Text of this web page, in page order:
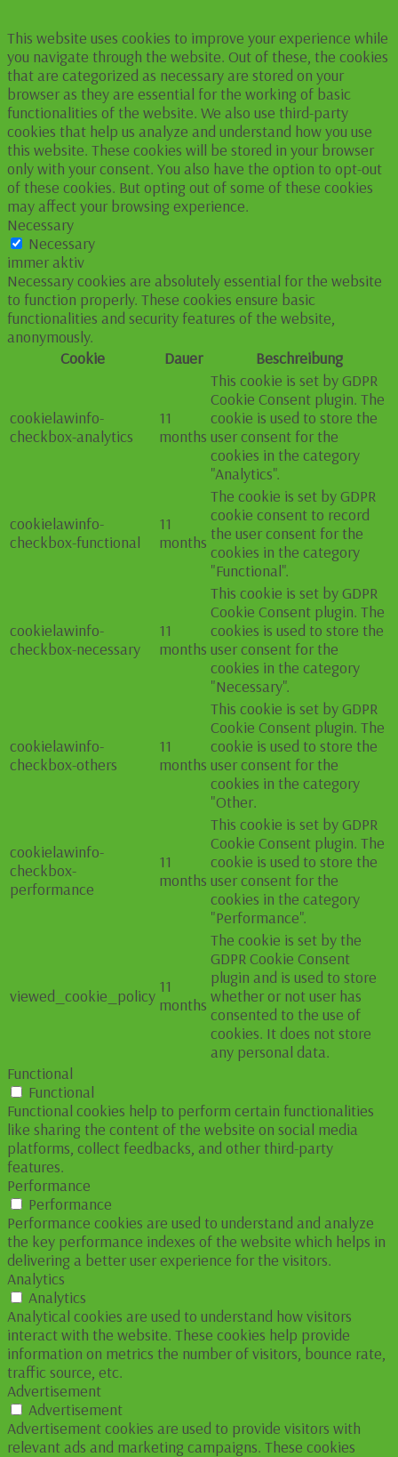
This website uses cookies to improve your experience while
you navigate through the website. Out of these, the cookies
that are categorized as necessary are stored on your
browser as they are essential for the working of basic
functionalities of the website. We also use third-party
cookies that help us analyze and understand how you use
this website. These cookies will be stored in your browser
only with your consent. You also have the option to opt-out
of these cookies. But opting out of some of these cookies
may affect your browsing experience.
Necessary
Necessary
immer aktiv
Necessary cookies are absolutely essential for the website
to function properly. These cookies ensure basic
functionalities and security features of the website,
anonymously.
Cookie
Dauer Beschreibung
cookielawinfo-
checkbox-analytics
11
months
This cookie is set by GDPR
Cookie Consent plugin. The
cookie is used to store the
user consent for the
cookies in the category
"Analytics".
cookielawinfo-
checkbox-functional
11
months
The cookie is set by GDPR
cookie consent to record
the user consent for the
cookies in the category
"Functional".
cookielawinfo-
checkbox-necessary
11
months
This cookie is set by GDPR
Cookie Consent plugin. The
cookies is used to store the
user consent for the
cookies in the category
"Necessary".
cookielawinfo-
checkbox-others
11
months
This cookie is set by GDPR
Cookie Consent plugin. The
cookie is used to store the
user consent for the
cookies in the category
"Other.
cookielawinfo-
checkbox-
performance
11
months
This cookie is set by GDPR
Cookie Consent plugin. The
cookie is used to store the
user consent for the
cookies in the category
"Performance".
viewed_cookie_policy 11
months
The cookie is set by the
GDPR Cookie Consent
plugin and is used to store
whether or not user has
consented to the use of
cookies. It does not store
any personal data.
Functional
Functional
Functional cookies help to perform certain functionalities
like sharing the content of the website on social media
platforms, collect feedbacks, and other third-party
features.
Performance
Performance
Performance cookies are used to understand and analyze
the key performance indexes of the website which helps in
delivering a better user experience for the visitors.
Analytics
Analytics
Analytical cookies are used to understand how visitors
interact with the website. These cookies help provide
information on metrics the number of visitors, bounce rate,
traffic source, etc.
Advertisement
Advertisement
Advertisement cookies are used to provide visitors with
relevant ads and marketing campaigns. These cookies